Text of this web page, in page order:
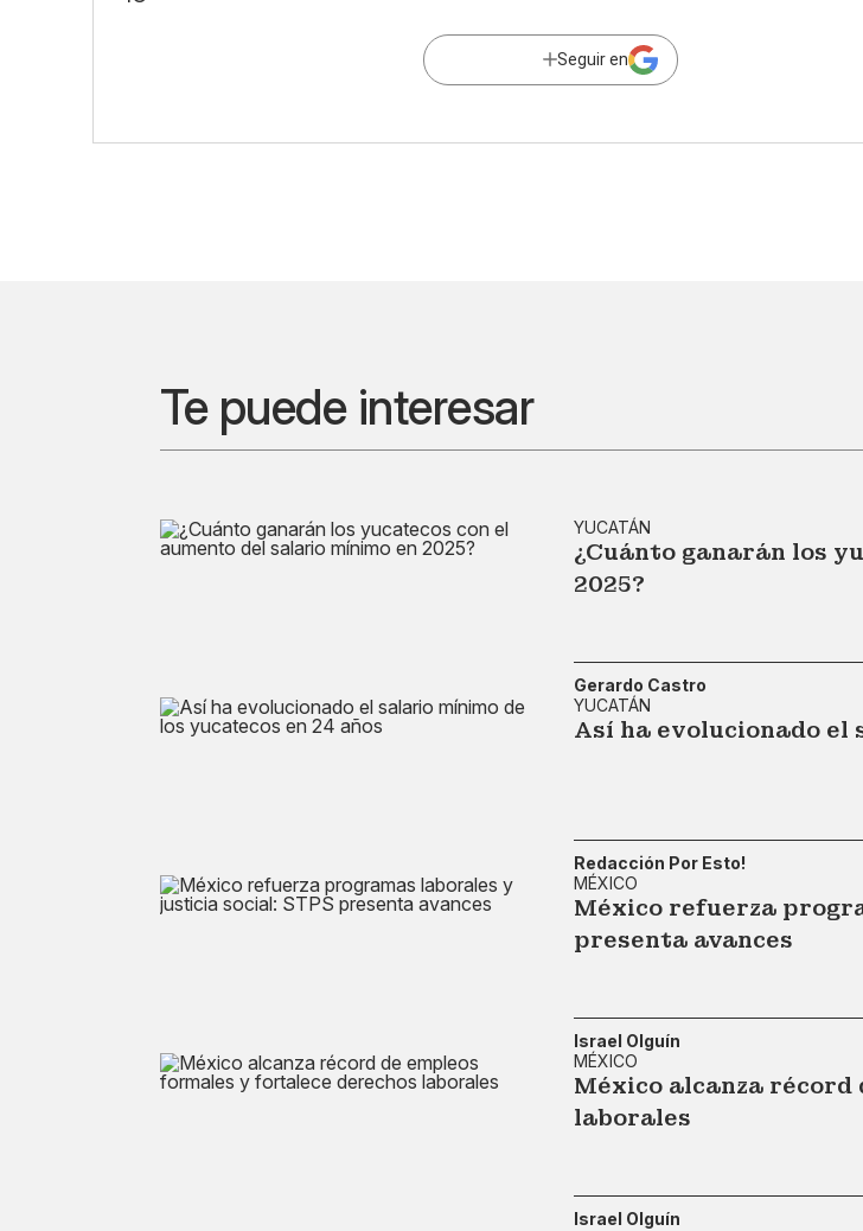
Seguir en
Te puede interesar
YUCATÁN
¿Cuánto ganarán los
2025?
Gerardo Castro
YUCATÁN
Así ha evolucionado el
Redacción Por Esto!
MÉXICO
México refuerza
presenta avances
Israel Olguín
MÉXICO
México alcanza récord
laborales
Israel Olguín